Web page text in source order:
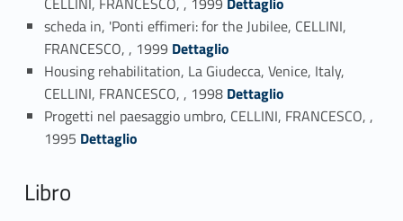
scheda in, 'Ponti effimeri: for the Jubilee, CELLINI,
FRANCESCO, , 1999 Link identifier #identifier_person_61971-28
Dettaglio
Housing rehabilitation, La Giudecca, Venice, Italy,
CELLINI, FRANCESCO, , 1998 Link identifier #identifier_person_81665-29
Dettaglio
Progetti nel paesaggio umbro, CELLINI, FRANCESCO, ,
1995 Link identifier #identifier_person_42495-30
Dettaglio
Libro